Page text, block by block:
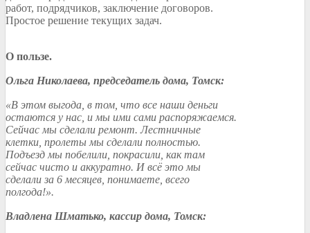
работ, подрядчиков, заключение договоров.
Простое решение текущих задач.
О пользе.
Ольга Николаева, председатель дома, Томск:
«В этом выгода, в том, что все наши деньги
остаются у нас, и мы ими сами распоряжаемся.
Сейчас мы сделали ремонт. Лестничные
клетки, пролеты мы сделали полностью.
Подъезд мы побелили, покрасили, как там
сейчас чисто и аккуратно. И всё это мы
сделали за 6 месяцев, понимаете, всего
полгода!».
Владлена Шматько, кассир дома, Томск: